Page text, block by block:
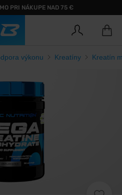
PRI NÁKUPE NAD 75 €
výkonu Kreatíny Kreatín